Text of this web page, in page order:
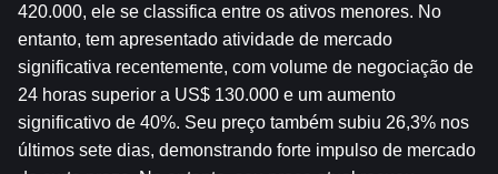
420.000, ele se classifica entre os ativos menores. No
entanto, tem apresentado atividade de mercado
significativa recentemente, com volume de negociação de
24 horas superior a US$ 130.000 e um aumento
significativo de 40%. Seu preço também subiu 26,3% nos
últimos sete dias, demonstrando forte impulso de mercado